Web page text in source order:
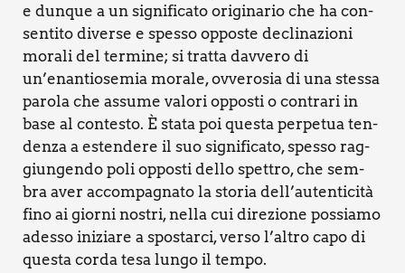
e dun­que a un signi­fi­ca­to ori­gi­na­rio che ha con­
sen­ti­to diver­se e spes­so oppo­ste decli­na­zio­ni
mora­li del ter­mi­ne; si trat­ta dav­ve­ro di
un’enantiosemia mora­le, ovve­ro­sia di una stes­sa
paro­la che assu­me valo­ri oppo­sti o con­tra­ri in
base al con­te­sto. È sta­ta poi que­sta per­pe­tua ten­
den­za a esten­de­re il suo signi­fi­ca­to, spes­so rag­
giun­gen­do poli oppo­sti del­lo spet­tro, che sem­
bra aver accom­pa­gna­to la sto­ria dell’autenticità
fino ai gior­ni nostri, nel­la cui dire­zio­ne pos­sia­mo
ades­so ini­zia­re a spo­star­ci, ver­so l’altro capo di
que­sta cor­da tesa lun­go il tem­po.